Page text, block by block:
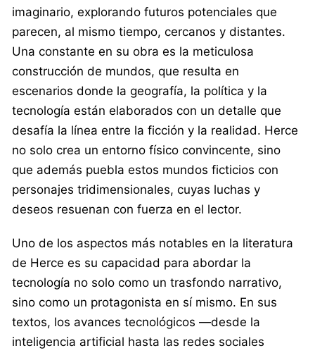
imaginario, explorando futuros potenciales que
parecen, al mismo tiempo, cercanos y distantes.
Una constante en su obra es la meticulosa
construcción de mundos, que resulta en
escenarios donde la geografía, la política y la
tecnología están elaborados con un detalle que
desafía la línea entre la ficción y la realidad. Herce
no solo crea un entorno físico convincente, sino
que además puebla estos mundos ficticios con
personajes tridimensionales, cuyas luchas y
deseos resuenan con fuerza en el lector.
Uno de los aspectos más notables en la literatura
de Herce es su capacidad para abordar la
tecnología no solo como un trasfondo narrativo,
sino como un protagonista en sí mismo. En sus
textos, los avances tecnológicos —desde la
inteligencia artificial hasta las redes sociales